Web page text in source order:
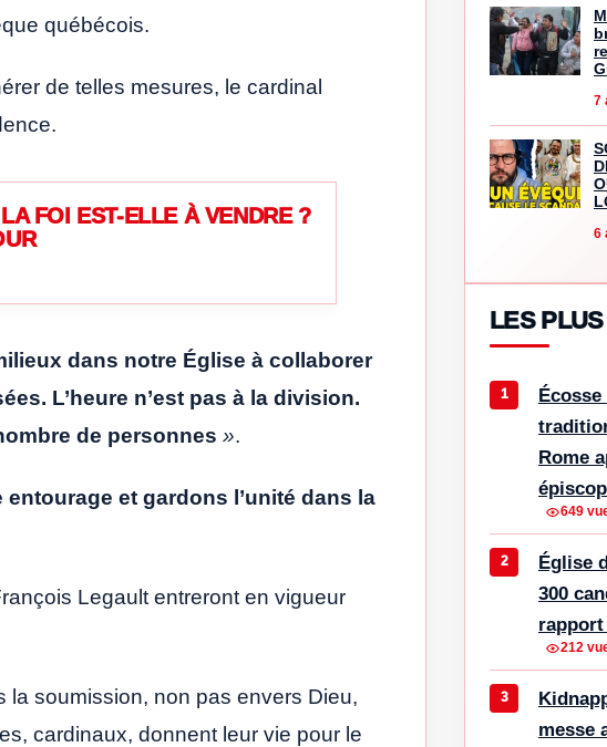
québécois.
de telles mesures, le cardinal
FOI EST-ELLE À VENDRE ?
dans notre Église à collaborer
L’heure n’est pas à la division.
de personnes ».
et gardons l’unité dans la
Legault entreront en vigueur
la soumission, non pas envers Dieu,
cardinaux, donnent leur vie pour le
7
6
LES
Rome
649
Église
300
212
messe